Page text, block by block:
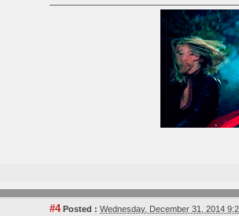
#4Posted : Wednesday, December 31, 2014